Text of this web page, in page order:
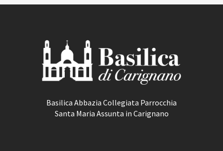
Basilica Abbazia Collegiata Parrocchia
Santa Maria Assunta in Carignano